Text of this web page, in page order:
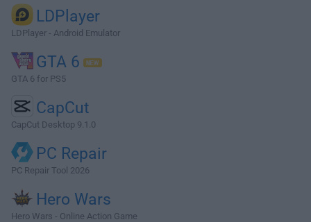
LDPlayer
LDPlayer - Android Emulator
GTA 6
GTA 6 for PS5
CapCut
CapCut Desktop 9.1.0
PC Repair
PC Repair Tool 2026
Hero Wars
Hero Wars - Online Action Game